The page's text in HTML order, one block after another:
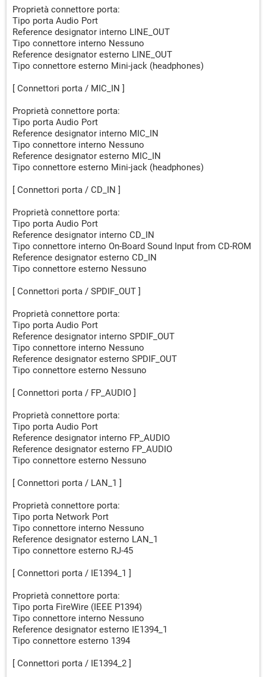
Proprietà connettore porta:
Tipo porta Audio Port
Reference designator interno LINE_OUT
Tipo connettore interno Nessuno
Reference designator esterno LINE_OUT
Tipo connettore esterno Mini-jack (headphones)
[ Connettori porta / MIC_IN ]
Proprietà connettore porta:
Tipo porta Audio Port
Reference designator interno MIC_IN
Tipo connettore interno Nessuno
Reference designator esterno MIC_IN
Tipo connettore esterno Mini-jack (headphones)
[ Connettori porta / CD_IN ]
Proprietà connettore porta:
Tipo porta Audio Port
Reference designator interno CD_IN
Tipo connettore interno On-Board Sound Input from CD-ROM
Reference designator esterno CD_IN
Tipo connettore esterno Nessuno
[ Connettori porta / SPDIF_OUT ]
Proprietà connettore porta:
Tipo porta Audio Port
Reference designator interno SPDIF_OUT
Tipo connettore interno Nessuno
Reference designator esterno SPDIF_OUT
Tipo connettore esterno Nessuno
[ Connettori porta / FP_AUDIO ]
Proprietà connettore porta:
Tipo porta Audio Port
Reference designator interno FP_AUDIO
Reference designator esterno FP_AUDIO
Tipo connettore esterno Nessuno
[ Connettori porta / LAN_1 ]
Proprietà connettore porta:
Tipo porta Network Port
Tipo connettore interno Nessuno
Reference designator esterno LAN_1
Tipo connettore esterno RJ-45
[ Connettori porta / IE1394_1 ]
Proprietà connettore porta:
Tipo porta FireWire (IEEE P1394)
Tipo connettore interno Nessuno
Reference designator esterno IE1394_1
Tipo connettore esterno 1394
[ Connettori porta / IE1394_2 ]